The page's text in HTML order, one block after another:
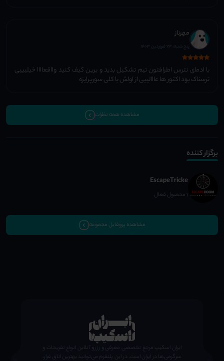
مهرناز
پنج شنبه، 23 فروردین 1403
با ادمای نترس اطرافتون تیم تشکیل بدید و برین کیف کنید وااقعاااا خیلیییی
ترسناک بود اکتور ها عااالییی از اولش با کلی سورپرایزه
مشاهده همه نظرات
برگزار کننده
EscapeTricke
1 محصول فعال
مشاهده پروفایل مجموعه
ایران اسکیپ مرجع تخصصی معرفی و رزرو آنلاین انواع تفریحات و
سرگرمی‌ها در ایران است. در این پلتفرم می‌توانید بهترین اتاق فرار،